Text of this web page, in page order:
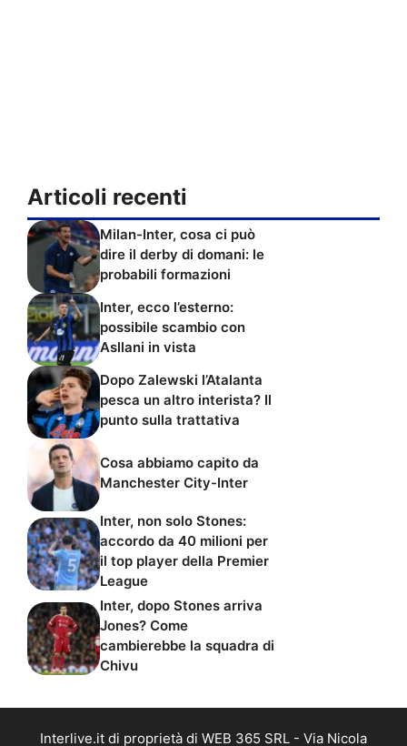
Articoli recenti
Milan-Inter, cosa ci può
dire il derby di domani: le
probabili formazioni
Inter, ecco l’esterno:
possibile scambio con
Asllani in vista
Dopo Zalewski l’Atalanta
pesca un altro interista? Il
punto sulla trattativa
Cosa abbiamo capito da
Manchester City-Inter
Inter, non solo Stones:
accordo da 40 milioni per
il top player della Premier
League
Inter, dopo Stones arriva
Jones? Come
cambierebbe la squadra di
Chivu
Interlive.it di proprietà di WEB 365 SRL - Via Nicola